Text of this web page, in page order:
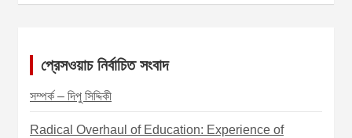
প্রেসওয়াচ নির্বাচিত সংবাদ
সম্পর্ক – দিপু সিদ্দিকী
Radical Overhaul of Education: Experience of